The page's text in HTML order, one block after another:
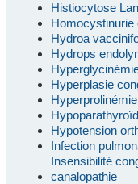
Histiocytose
Homocystinurie
Hydroa
Hydrops
Hyperplasie
Hyperprolinémie
Hypotension
Infection
Insensibilité
canalopathie